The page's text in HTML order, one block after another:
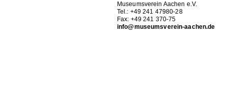
Museumsverein Aachen e.V.
Tel.: +49 241 47980-28
Fax: +49 241 370-75
info@museumsverein-aachen.de